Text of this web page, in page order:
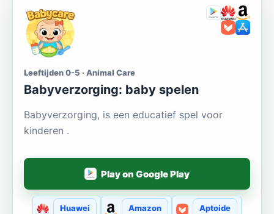
Leeftijden 0-5 · Animal Care
Babyverzorging: baby spelen
Babyverzorging, is een educatief spel voor
kinderen .
Play on Google Play
Huawei Amazon Aptoide